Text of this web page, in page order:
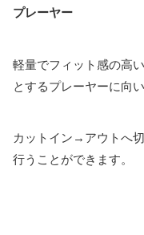
プレーヤー
軽量でフィット感の高
とするプレーヤーに向い
カットイン→アウトへ
行うことができます。